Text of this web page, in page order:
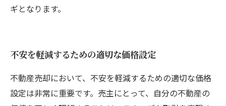
ギとなります。
不安を軽減するための適切な価格設定
不動産売却において、不安を軽減するための適切な価格
設定は非常に重要です。売主にとって、自分の不動産の